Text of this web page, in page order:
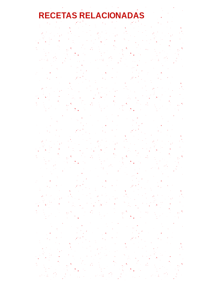
RECETAS RELACIONADAS
La mejor receta para hacer poke
casero
Ensalada de Pepino: cómo convertir
un plato simple en un éxito rotundo
Ensalada tibia de pak choi con
aderezo de sésamo
Ensalada de manzana y palta.
Ensaladas para cenar.
Ensaladas Originales: Rúcula,
Frutillas y queso Brie
Ensalada de Porotos Aduki: el aduki
es poroto renegado